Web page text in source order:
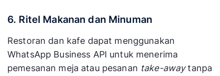
6. Ritel Makanan dan Minuman
Restoran dan kafe dapat menggunakan
WhatsApp Business API untuk menerima
pemesanan meja atau pesanan take-awaytanpa